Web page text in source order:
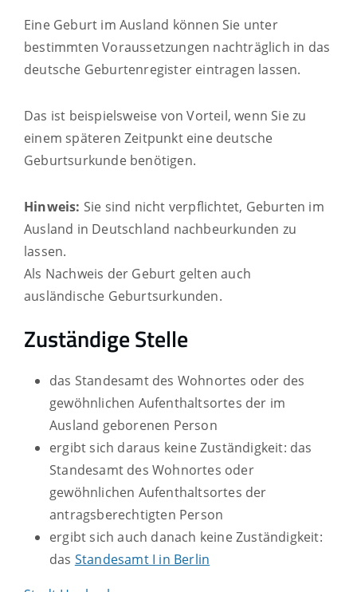
Eine Geburt im Ausland können Sie unter
bestimmten Voraussetzungen nachträglich in das
deutsche Geburtenregister eintragen lassen.
Das ist beispielsweise von Vorteil, wenn Sie zu
einem späteren Zeitpunkt eine deutsche
Geburtsurkunde benötigen.
Hinweis: Sie sind nicht verpflichtet, Geburten im
Ausland in Deutschland nachbeurkunden zu
lassen.
Als Nachweis der Geburt gelten auch
ausländische Geburtsurkunden.
Zuständige Stelle
das Standesamt des Wohnortes oder des
gewöhnlichen Aufenthaltsortes der im
Ausland geborenen Person
ergibt sich daraus keine Zuständigkeit: das
Standesamt des Wohnortes oder
gewöhnlichen Aufenthaltsortes der
antragsberechtigten Person
ergibt sich auch danach keine Zuständigkeit:
das Standesamt I in Berlin